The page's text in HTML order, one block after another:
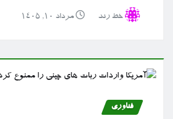
خط رند مرداد ۱۰, ۱۴۰۵
فناوری